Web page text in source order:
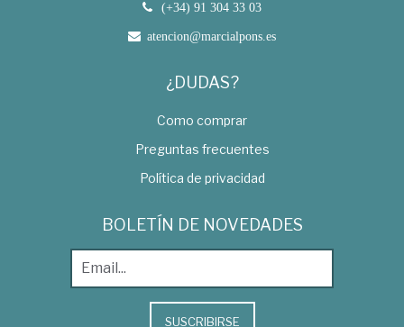
(+34) 91 304 33 03
atencion@marcialpons.es
¿DUDAS?
Como comprar
Preguntas frecuentes
Política de privacidad
BOLETÍN DE NOVEDADES
SUSCRIBIRSE